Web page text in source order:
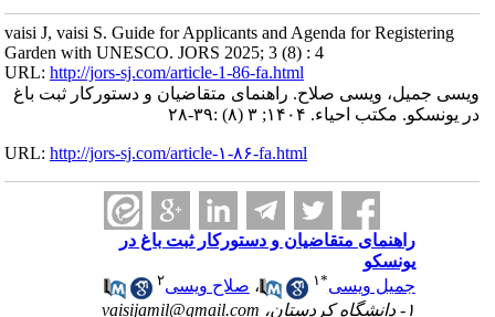
vaisi J, vaisi S. Guide for Applicants and Agenda for
Garden with UNESCO. JORS 2025; 3 (8) : 4
URL:http://jors-sj.com/article-1-86-fa.html
ویسی صلاح. راهنمای متقاضیان و دستورکار ثبت باغ
مکتب احیاء. ۱۴۰۴; ۳ (۸) :۳۹-۲۸
URL:http://jors-sj.com/article-۱-۸۶-fa.html
راهنمای متقاضیان و دستورکار ثبت باغ در
جمیل ویسی* ،صلاح ویسی۲